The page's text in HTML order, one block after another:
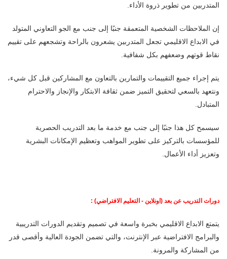
المتدربين من تطوير ذروة الأداء.
إن الملاحظات الشخصية المتعمقة جنبًا إلى جنب مع الجو التعاوني المتولد
في الابداع الاقليمي تجعل المتدربين يشعرون بالراحة وتشجعهم على تقييم
نقاط قوتهم وضعفهم بكل شفافية.
يتم إجراء جميع التقييمات والتمارين بالتعاون مع المشاركين قبل كل شيء،
ونتعهد بالسعي لتحقيق التميز ضمن ثقافة الابتكار والإنجاز والاحترام
المتبادل.
سيسمح كل هذا جنبًا إلى جنب مع خدمة ما بعد التدريب الحصرية
للمؤسسات بالتركيز على تطوير المواهب وتعظيم الإمكانات البشرية
وتعزيز أداء الأعمال.
دورات التدريب عن بعد (اونلاين - التعليم الافتراضي) :
يتمتع الابداع الاقليمي بخبرة واسعة في تصميم وتقديم الدورات التدريبية
والبرامج الافتراضية عبر الإنترنت، والتي تضمن الجودة العالية وأقصى قدر
من المشاركة والمرونة.